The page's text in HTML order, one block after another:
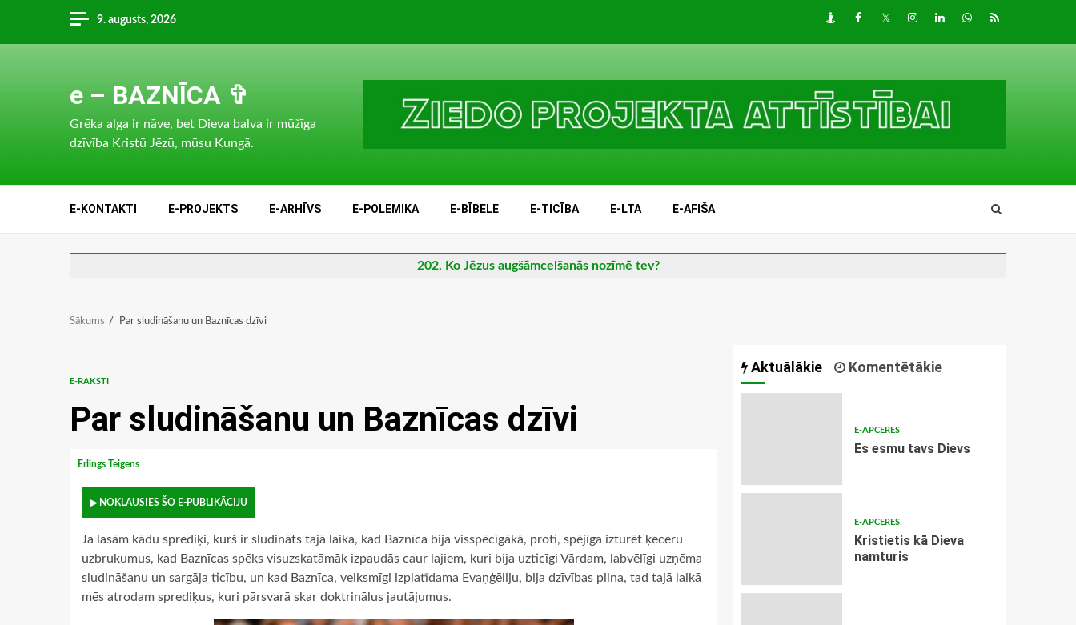
content
9. augusts, 2026 DraugiemFacebook
TwitterInstagram
LinkedInwhatsapp
RSS
e – BAZNĪCA ✞
Grēka alga ir nāve, bet Dieva balva ir mūžīga
dzīvība Kristū Jēzū, mūsu Kungā.
E-KONTAKTI E-PROJEKTS E-ARHĪVS E-POLEMIKA E-BĪBELE E-TICĪBA E-LTA E-AFIŠA
202. Ko Jēzus augšāmcelšanās nozīmē tev?
Sākums Par sludināšanu un Baznīcas dzīvi
E-RAKSTI
Par sludināšanu un Baznīcas dzīvi
Erlings Teigens
▶ NOKLAUSIES ŠO E-PUBLIKĀCIJU
Ja lasām kādu sprediķi, kurš ir sludināts tajā laika, kad Baznīca bija visspēcīgākā, proti, spējīga izturēt ķeceru
uzbrukumus, kad Baznīcas spēks visuzskatāmāk izpaudās caur lajiem, kuri bija uzticīgi Vārdam, labvēlīgi uzņēma
sludināšanu un sargāja ticību, un kad Baznīca, veiksmīgi izplatīdama Evaņģēliju, bija dzīvības pilna, tad tajā laikā
mēs atrodam sprediķus, kuri pārsvarā skar doktrinālus jautājumus.
Aktuālākie Komentētākie
E-APCERES
Es esmu tavs Dievs
E-APCERES
Kristietis kā Dieva
namturis